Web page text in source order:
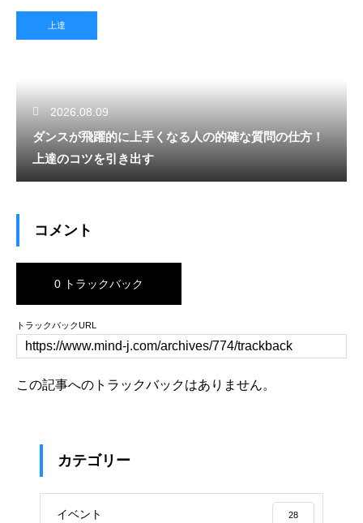
上達
2026.08.09
ダンスが飛躍的に上手くなる人の的確な質問の仕方！
上達のコツを引き出す
コメント
0 トラックバック
トラックバックURL
この記事へのトラックバックはありません。
カテゴリー
イベント 28